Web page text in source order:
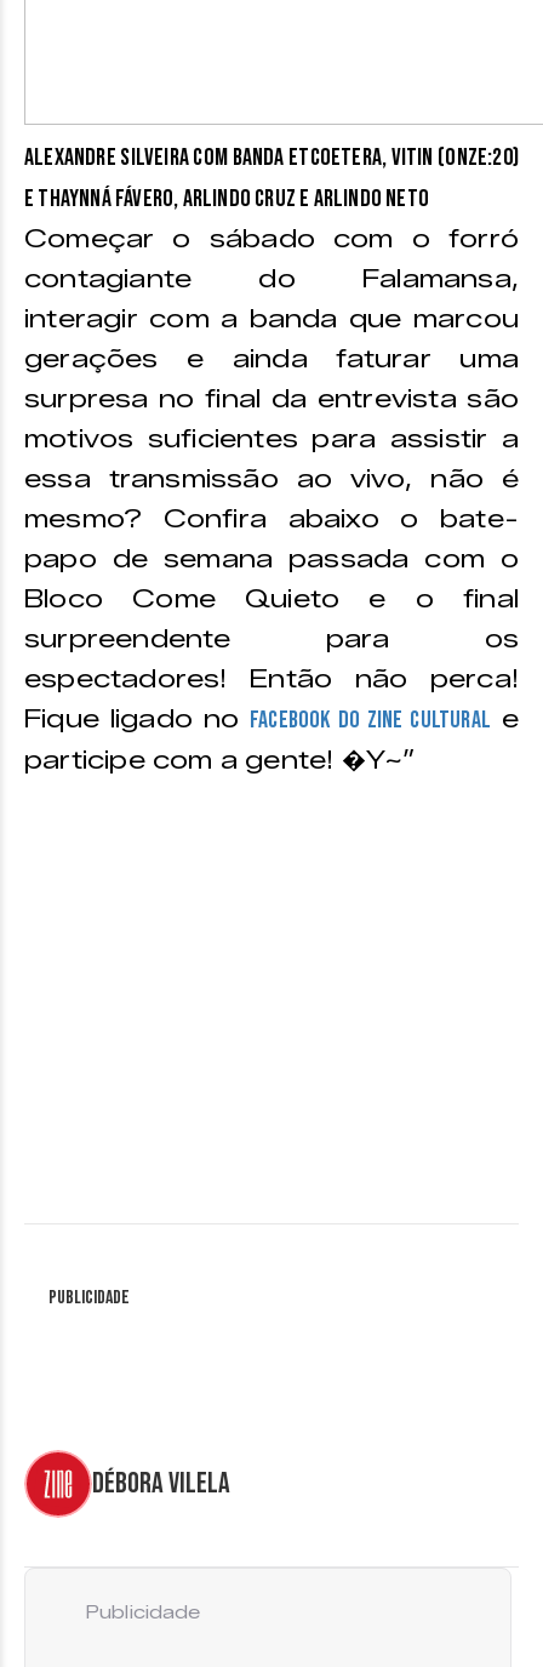
Alexandre Silveira com Banda Etcoetera, Vitin (Onze:20)
e Thaynná Fávero, Arlindo Cruz e Arlindo Neto
Começar o sábado com o forró
contagiante do Falamansa,
interagir com a banda que marcou
gerações e ainda faturar uma
surpresa no final da entrevista são
motivos suficientes para assistir a
essa transmissão ao vivo, não é
mesmo? Confira abaixo o bate-
papo de semana passada com o
Bloco Come Quieto e o final
surpreendente para os
espectadores! Então não perca!
Fique ligado no Facebook do Zine Cultural e
participe com a gente! �Y~”
Publicidade
Débora Vilela
Publicidade